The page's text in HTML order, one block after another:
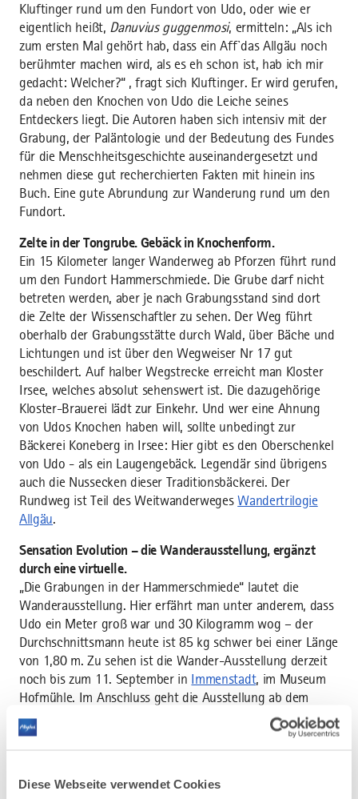
Diese Webseite verwendet Cookies
Kluftinger rund um den Fundort von Udo, oder wie er
eigentlich heißt, Danuvius guggenmosi, ermitteln: „Als ich
zum ersten Mal gehört hab, dass ein Aff`das Allgäu noch
berühmter machen wird, als es eh schon ist, hab ich mir
gedacht: Welcher?“ , fragt sich Kluftinger. Er wird gerufen,
da neben den Knochen von Udo die Leiche seines
Entdeckers liegt. Die Autoren haben sich intensiv mit der
Grabung, der Paläntologie und der Bedeutung des Fundes
für die Menschheitsgeschichte auseinandergesetzt und
nehmen diese gut recherchierten Fakten mit hinein ins
Buch. Eine gute Abrundung zur Wanderung rund um den
Fundort.
Zelte in der Tongrube. Gebäck in Knochenform.
Ein 15 Kilometer langer Wanderweg ab Pforzen führt rund
um den Fundort Hammerschmiede. Die Grube darf nicht
betreten werden, aber je nach Grabungsstand sind dort
die Zelte der Wissenschaftler zu sehen. Der Weg führt
oberhalb der Grabungsstätte durch Wald, über Bäche und
Lichtungen und ist über den Wegweiser Nr 17 gut
beschildert. Auf halber Wegstrecke erreicht man Kloster
Irsee, welches absolut sehenswert ist. Die dazugehörige
Kloster-Brauerei lädt zur Einkehr. Und wer eine Ahnung
von Udos Knochen haben will, sollte unbedingt zur
Bäckerei Koneberg in Irsee: Hier gibt es den Oberschenkel
von Udo - als ein Laugengebäck. Legendär sind übrigens
auch die Nussecken dieser Traditionsbäckerei. Der
Rundweg ist Teil des WeitwanderwegesWandertrilogie
Allgäu.
Sensation Evolution – die Wanderausstellung, ergänzt
durch eine virtuelle.
„Die Grabungen in der Hammerschmiede“ lautet die
Wanderausstellung. Hier erfährt man unter anderem, dass
Udo ein Meter groß war und 30 Kilogramm wog – der
Durchschnittsmann heute ist 85 kg schwer bei einer Länge
von 1,80 m. Zu sehen ist die Wander-Ausstellung derzeit
noch bis zum 11. September in Immenstadt, im Museum
Hofmühle. Im Anschluss geht die Ausstellung ab dem
14.09. bis 06.10.2022 nach Unterthingau und dann ab
dem 20.10. bis 25.11.2022 nach Türkheim. Nach der